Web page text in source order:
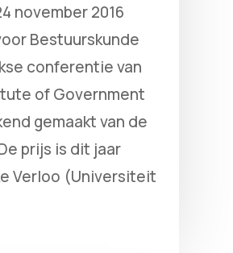
november 2016
Bestuurskunde
conferentie van
of Government
gemaakt van de
prijs is dit jaar
Verloo (Universiteit